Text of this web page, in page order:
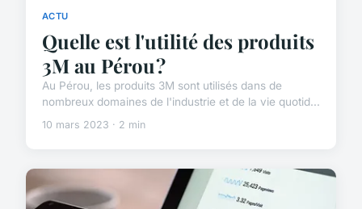
ACTU
Quelle est l'utilité des produits
3M au Pérou ?
Au Pérou, les produits 3M sont utilisés dans de
nombreux domaines de l'industrie et de la vie quotid...
10 mars 2023 · 2 min